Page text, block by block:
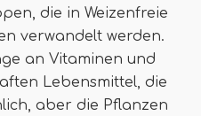
die in Weizenfreie
verwandelt werden.
an Vitaminen und
Lebensmittel, die
aber die Pflanzen